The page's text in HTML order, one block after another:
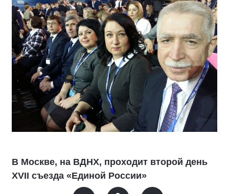
В Москве, на ВДНХ, проходит второй день
XVII съезда «Единой России»